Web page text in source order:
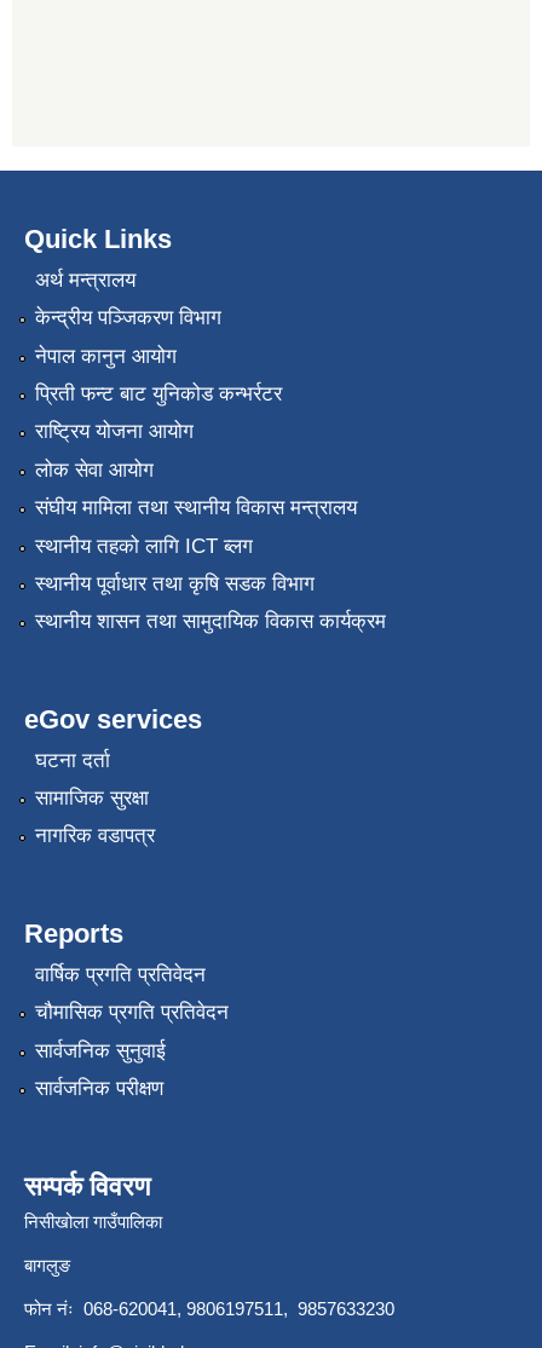
Quick Links
अर्थ मन्त्रालय
केन्द्रीय पञ्जिकरण विभाग
नेपाल कानुन आयोग
प्रिती फन्ट बाट युनिकोड कन्भर्रटर
राष्ट्रिय योजना आयोग
लोक सेवा आयोग
संघीय मामिला तथा स्थानीय विकास मन्त्रालय
स्थानीय तहको लागि ICT ब्लग
स्थानीय पूर्वाधार तथा कृषि सडक विभाग
स्थानीय शासन तथा सामुदायिक विकास कार्यक्रम
eGov services
घटना दर्ता
सामाजिक सुरक्षा
नागरिक वडापत्र
Reports
वार्षिक प्रगति प्रतिवेदन
चौमासिक प्रगति प्रतिवेदन
सार्वजनिक सुनुवाई
सार्वजनिक परीक्षण
सम्पर्क विवरण
निसीखोला गाउँपालिका
बागलुङ
फोन नंः 068-620041, 9806197511, 9857633230